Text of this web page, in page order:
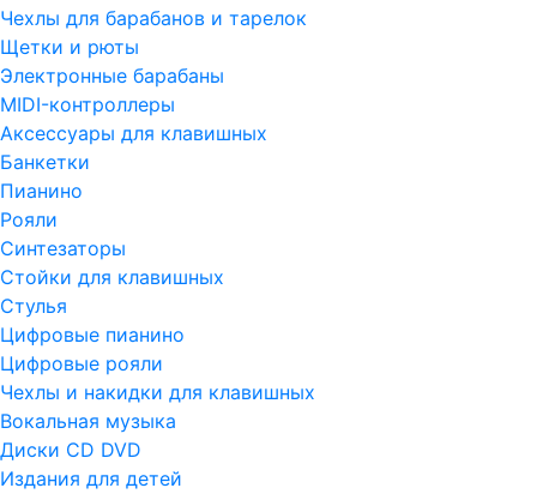
Чехлы для барабанов и тарелок
Щетки и рюты
Электронные барабаны
MIDI-контроллеры
Аксессуары для клавишных
Банкетки
Пианино
Рояли
Синтезаторы
Стойки для клавишных
Стулья
Цифровые пианино
Цифровые рояли
Чехлы и накидки для клавишных
Вокальная музыка
Диски CD DVD
Издания для детей